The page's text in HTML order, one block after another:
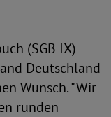
(SGB IX)
Deutschland
Wunsch. "Wir
runden